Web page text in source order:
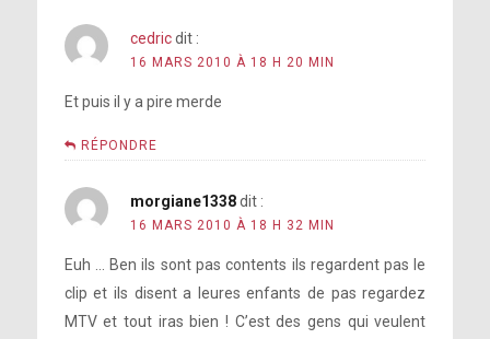
cedric dit :
16 MARS 2010 À 18 H 20 MIN
Et puis il y a pire merde
RÉPONDRE
morgiane1338 dit :
16 MARS 2010 À 18 H 32 MIN
Euh … Ben ils sont pas contents ils regardent pas le
clip et ils disent a leures enfants de pas regardez
MTV et tout iras bien ! C’est des gens qui veulent